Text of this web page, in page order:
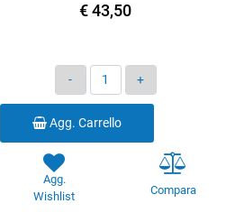
€ 43,50
Quantità
Agg. Carrello
Agg.
Wishlist
Compara